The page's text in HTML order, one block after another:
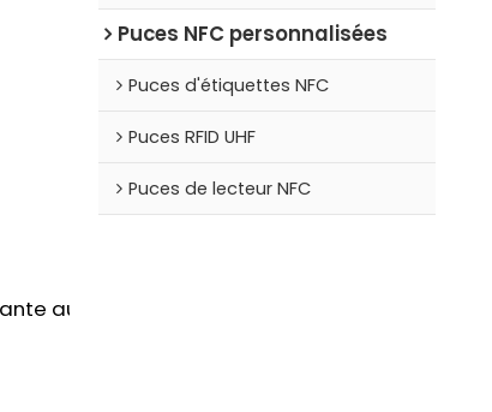
aux hautes températures
Puces NFC personnalisées
Puces d'étiquettes NFC
Puces RFID UHF
Puces de lecteur NFC